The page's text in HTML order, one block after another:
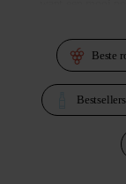
Natuurlijk:
onze klanten een
biologische wijn
Beste